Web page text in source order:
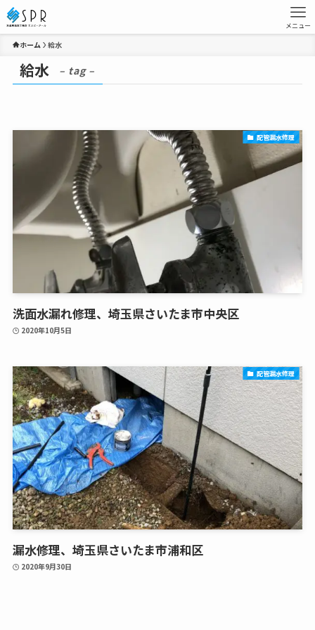
メニュー
ホーム 給水
給水 – tag –
配管漏水修理
洗面水漏れ修理、埼玉県さいたま市中央区
2020年10月5日
配管漏水修理
漏水修理、埼玉県さいたま市浦和区
2020年9月30日